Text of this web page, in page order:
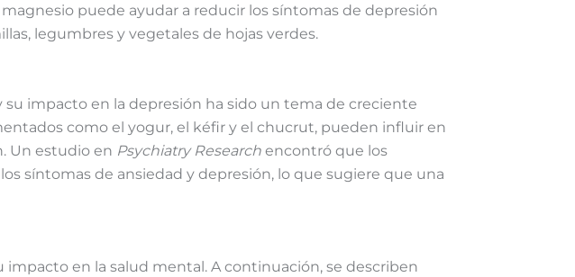
puede ayudar a reducir los síntomas de depresión
legumbres y vegetales de hojas verdes.
impacto en la depresión ha sido un tema de creciente
como el yogur, el kéfir y el chucrut, pueden influir en
Un estudio en Psychiatry Research encontró que los
síntomas de ansiedad y depresión, lo que sugiere que una
en la salud mental. A continuación, se describen